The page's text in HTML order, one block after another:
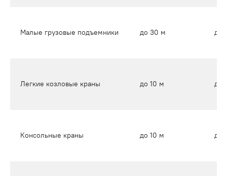
Малые грузовые подъемники до 30 м до
Легкие козловые краны до 10 м до
Консольные краны до 10 м до